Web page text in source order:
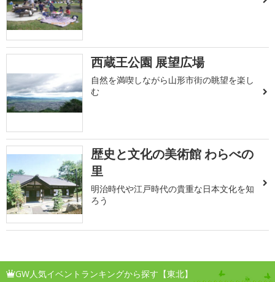
西蔵王公園 展望広場
自然を満喫しながら山形市街の眺望を楽し
む
歴史と文化の美術館 わらべの
里
明治時代や江戸時代の貴重な日本文化を知
ろう
GW人気イベントランキングから探す【東北】